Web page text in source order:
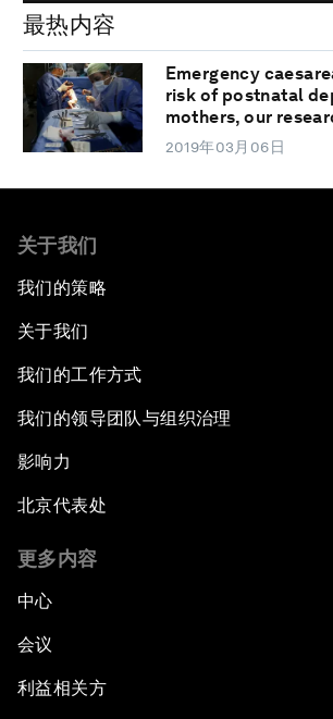
最热内容
Emergency
risk of postnatal
mothers, our
2019年03月06日
关于我们
我们的策略
关于我们
我们的工作方式
我们的领导团队与组织治理
影响力
北京代表处
更多内容
中心
会议
利益相关方